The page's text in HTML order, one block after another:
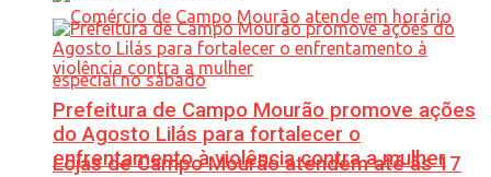
Lojas de Campo Mourão atendem até às 17
Prefeitura de Campo Mourão promove ações
do Agosto Lilás para fortalecer o
enfrentamento à violência contra a mulher